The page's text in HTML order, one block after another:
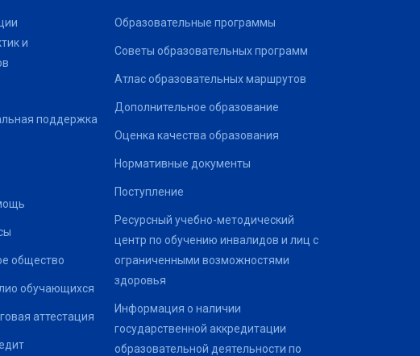
и
поддержка
общество
обучающихся
аттестация
Образовательные программы
Советы образовательных программ
Атлас образовательных маршрутов
Дополнительное образование
Оценка качества образования
Нормативные документы
Поступление
Ресурсный учебно-методический
центр по обучению инвалидов и лиц с
ограниченными возможностями
здоровья
Информация о наличии
государственной аккредитации
образовательной деятельности по